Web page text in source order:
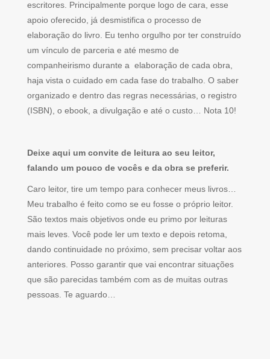
escritores. Principalmente porque logo de cara, esse
apoio oferecido, já desmistifica o processo de
elaboração do livro. Eu tenho orgulho por ter construído
um vínculo de parceria e até mesmo de
companheirismo durante a elaboração de cada obra,
haja vista o cuidado em cada fase do trabalho. O saber
organizado e dentro das regras necessárias, o registro
(ISBN), o ebook, a divulgação e até o custo… Nota 10!
Deixe aqui um convite de leitura ao seu leitor,
falando um pouco de vocês e da obra se preferir.
Caro leitor, tire um tempo para conhecer meus livros…
Meu trabalho é feito como se eu fosse o próprio leitor.
São textos mais objetivos onde eu primo por leituras
mais leves. Você pode ler um texto e depois retoma,
dando continuidade no próximo, sem precisar voltar aos
anteriores. Posso garantir que vai encontrar situações
que são parecidas também com as de muitas outras
pessoas. Te aguardo…